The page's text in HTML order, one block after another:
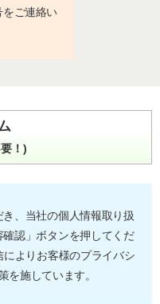
をご連絡い
！)
、当社の個人情報取り扱
認」ボタンを押してくだ
よりお客様のプライバシ
を施しています。